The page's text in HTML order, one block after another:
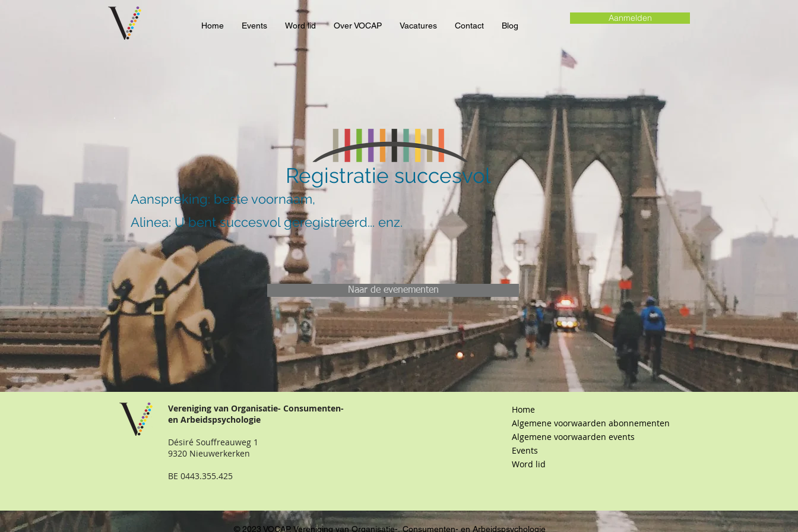
Home Events Word lid Over VOCAP Vacatures Contact Blog
Aanmelden
Registratie succesvol
Aanspreking: beste voornaam,
Alinea: U bent succesvol geregistreerd... enz.
Naar de evenementen
Vereniging van Organisatie- Consumenten-
en Arbeidspsychologie
Désiré Souffreauweg 1
9320 Nieuwerkerken
BE 0443.355.425
Home
Algemene voorwaarden abonnementen
Algemene voorwaarden events
Events
Word lid
© 2023 VOCAP, Vereniging van Organisatie-, Consumenten- en Arbeidspsychologie